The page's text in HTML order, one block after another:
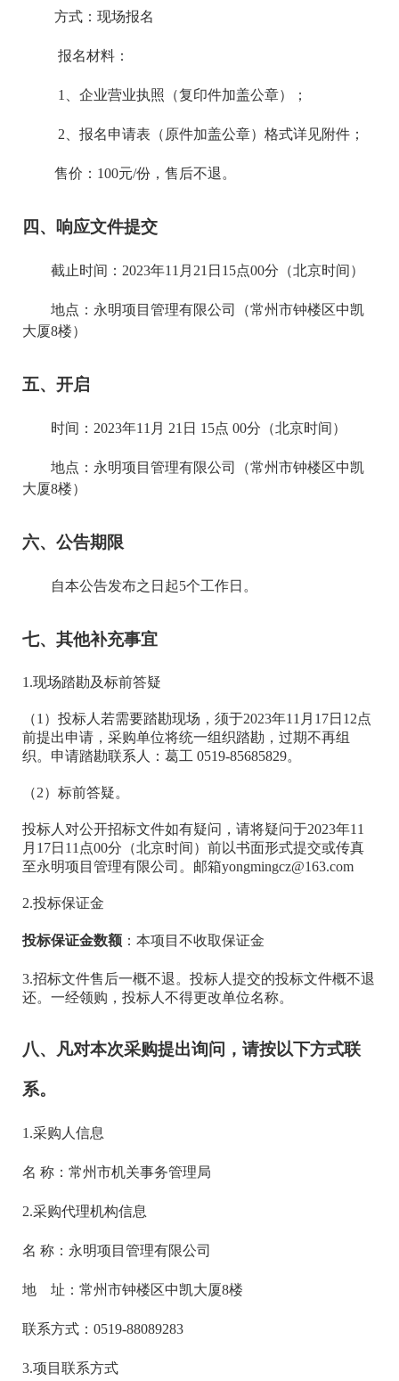
方式：现场报名
报名材料：
1、企业营业执照（复印件加盖公章）；
2、报名申请表（原件加盖公章）格式详见附件；
售价： 100元/份，售后不退。
四、响应文件提交
截止时间： 2023年11月21 日 15点00分（北京时间）
地点：永明项目管理有限公司（常州市钟楼区中凯
大厦8楼）
五、开启
时间： 2023年11 月 21 日 15点 00分（北京时间）
地点：永明项目管理有限公司（常州市钟楼区中凯
大厦8楼）
六、公告期限
自本公告发布之日起5个工作日。
七、其他补充事宜
1.现场踏勘及标前答疑
（1）投标人 若需要踏勘现场，须于2023年11月17日12点
前提出申请，采购单位将统一组织踏勘，过期不再组
织。 申请踏勘联系人：葛工 0519-85685829。
（2）标前答疑。
投标人对公开招标文件如有疑问，请将疑问于2023年11
月 17日 11 点00分（北京时间）前以书面形式提交或传真
至永明项目管理有限公司 。邮箱yongmingcz@163.com
2.投标保证金
投标保证金数额 ： 本项目不收取保证金
3.招标文件售后一概不退。投标人提交的投标文件概不退
还。一经领购，投标人不得更改单位名称。
八、凡对本次采购提出询问，请按以下方式联
系。
1.采购人信息
名 称： 常州市机关事务管理局
2.采购代理机构信息
名 称：永明项目管理有限公司
地 址：常州市钟楼区中凯大厦8楼
联系方式： 0519-88089283
3.项目 联系方式